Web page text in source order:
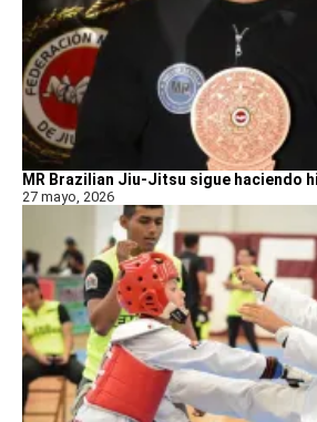
MR Brazilian Jiu-Jitsu sigue haciendo
27 mayo, 2026